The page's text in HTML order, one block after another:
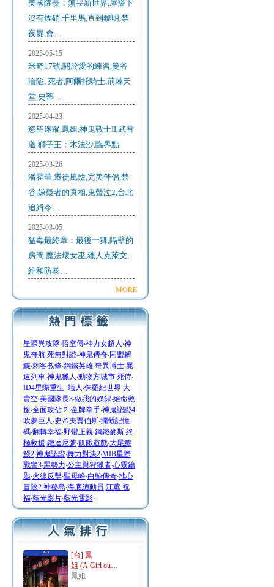
美國隊長：無畏新世界,屋簷下
沒有煙硝,千里馬,直到黎明,禁
夜屍,會…
2025-05-15
米奇17號,關於愛的練習,曼谷
淪陷, 死者,阿爾托騎士,荊棘天
堂,史蒂…
2025-04-23
慾望迷蹤,鳳姐,神鬼戰士II,武替
道,獅子王：木法沙,臨界點
2025-03-26
潘霍華,遷徒風險,完美伴侶,禁
谷,嫌疑者的真相,鬼聲泣2,台北
追緝令…
2025-03-05
猛毒最終章：最後一舞,隔壁的
房間,魔法壞女巫,獵人克萊文,
維和防暴…
MORE
星際異攻隊‧悟空傳‧神力女超人 ‧神
鬼奇航 死無對證‧神鬼傳奇‧同盟鶼
鰈‧刺客教條‧鋼鐵英雄‧奇異博士‧屍
速列車‧神鬼獵人 ‧動物方城市‧死侍‧
ID4星際重生 ‧蟻人 ‧侏羅紀世界‧大
賣空‧美國隊長3‧做我的奴隸‧絕命救
援‧全面攻佔２ ‧金牌拳手‧神鬼認證4‧
吹夢巨人 ‧史帝夫賈伯斯‧攔截記憶
碼‧翻轉幸福‧野蠻正義‧鋼鐵麥斯‧終
極救援‧鐵達尼號‧飢餓遊戲‧大尾鱸
鰻2‧神鬼認證‧舞力對決2‧MIB星際
戰警3‧黑勢力‧公主與狩獵者‧心靈鑰
匙‧火線反擊‧聖母峰‧白鯨傳奇‧地心
冒險2 神秘島‧海底總動員‧江蕙 祝
福‧藍光影片‧藍光電影‧
[台] 鳳
姐 (A Girl ou…
鳳姐